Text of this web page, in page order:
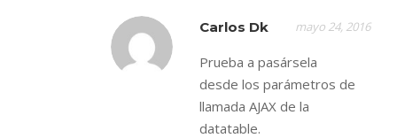
Carlos Dk mayo 24, 2016
Prueba a pasársela
desde los parámetros de
llamada AJAX de la
datatable.